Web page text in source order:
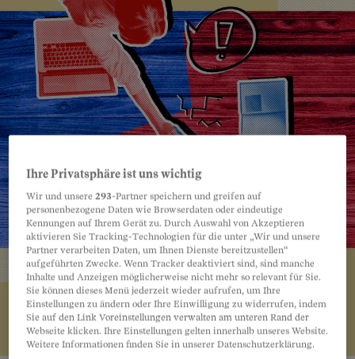
Ihre Privatsphäre ist uns wichtig
Wir und unsere293-Partner speichern und greifen auf
personenbezogene Daten wie Browserdaten oder eindeutige
Kennungen auf Ihrem Gerät zu. Durch Auswahl von Akzeptieren
aktivieren Sie Tracking-Technologien für die unter „Wir und unsere
Partner verarbeiten Daten, um Ihnen Dienste bereitzustellen“
aufgeführten Zwecke. Wenn Tracker deaktiviert sind, sind manche
Inhalte und Anzeigen möglicherweise nicht mehr so relevant für Sie.
Sie können dieses Menü jederzeit wieder aufrufen, um Ihre
Einstellungen zu ändern oder Ihre Einwilligung zu widerrufen, indem
Sie auf den Link Voreinstellungen verwalten am unteren Rand der
Webseite klicken. Ihre Einstellungen gelten innerhalb unseres Website.
Weitere Informationen finden Sie in unserer Datenschutzerklärung.